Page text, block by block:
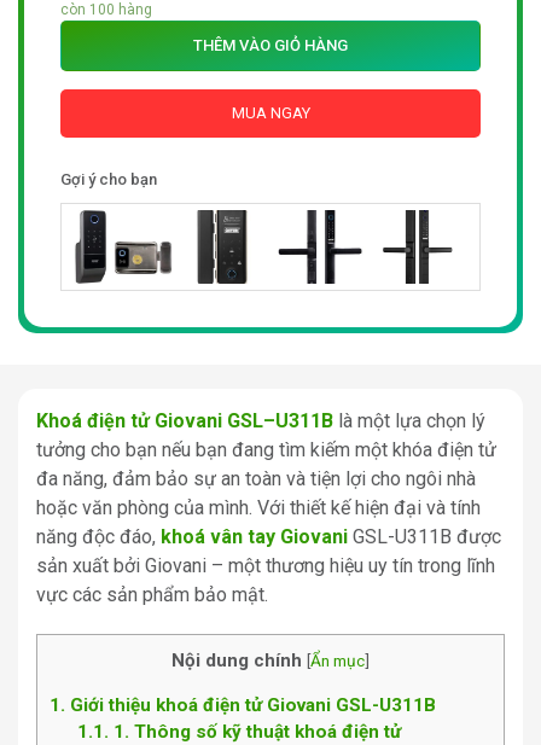
còn 100 hàng
THÊM VÀO GIỎ HÀNG
MUA NGAY
Gợi ý cho bạn
Khoá điện tử Giovani GSL–U311B là một lựa chọn lý
tưởng cho bạn nếu bạn đang tìm kiếm một khóa điện tử
đa năng, đảm bảo sự an toàn và tiện lợi cho ngôi nhà
hoặc văn phòng của mình. Với thiết kế hiện đại và tính
năng độc đáo, khoá vân tay Giovani GSL-U311B được
sản xuất bởi Giovani – một thương hiệu uy tín trong lĩnh
vực các sản phẩm bảo mật.
Nội dung chính [Ẩn mục]
1
Giới thiệu khoá điện tử Giovani GSL-U311B
1.1
1. Thông số kỹ thuật khoá điện tử